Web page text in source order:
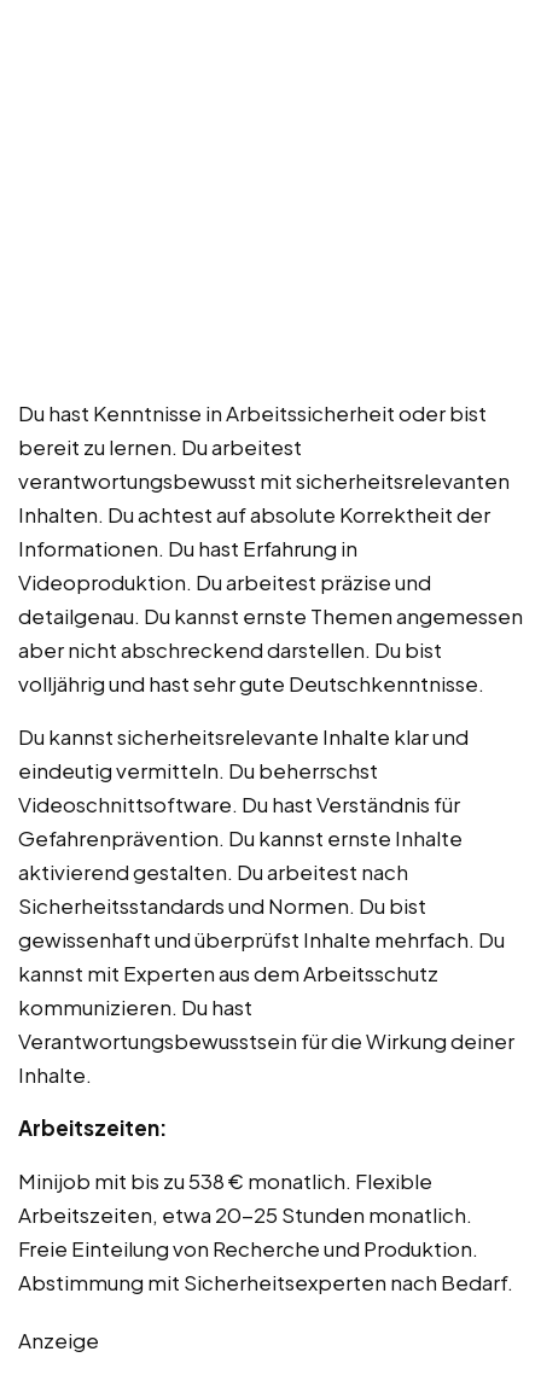
Du hast Kenntnisse in Arbeitssicherheit oder bist
bereit zu lernen. Du arbeitest
verantwortungsbewusst mit sicherheitsrelevanten
Inhalten. Du achtest auf absolute Korrektheit der
Informationen. Du hast Erfahrung in
Videoproduktion. Du arbeitest präzise und
detailgenau. Du kannst ernste Themen angemessen
aber nicht abschreckend darstellen. Du bist
volljährig und hast sehr gute Deutschkenntnisse.
Du kannst sicherheitsrelevante Inhalte klar und
eindeutig vermitteln. Du beherrschst
Videoschnittsoftware. Du hast Verständnis für
Gefahrenprävention. Du kannst ernste Inhalte
aktivierend gestalten. Du arbeitest nach
Sicherheitsstandards und Normen. Du bist
gewissenhaft und überprüfst Inhalte mehrfach. Du
kannst mit Experten aus dem Arbeitsschutz
kommunizieren. Du hast
Verantwortungsbewusstsein für die Wirkung deiner
Inhalte.
Arbeitszeiten:
Minijob mit bis zu 538 € monatlich. Flexible
Arbeitszeiten, etwa 20-25 Stunden monatlich.
Freie Einteilung von Recherche und Produktion.
Abstimmung mit Sicherheitsexperten nach Bedarf.
Anzeige